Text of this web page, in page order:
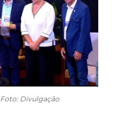
Foto: Divulgação